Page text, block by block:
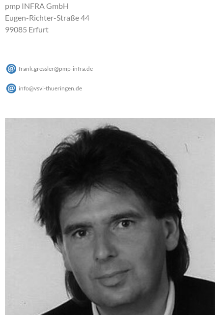
pmp INFRA GmbH
Eugen-Richter-Straße 44
99085 Erfurt
frank.gressler@pmp-infra de
info@vsvi-thueringen de